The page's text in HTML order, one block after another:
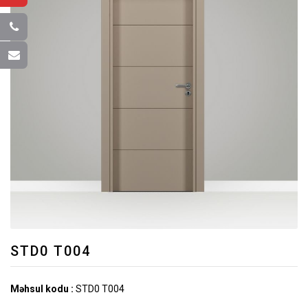
STD0 T004
Məhsul kodu : STD0 T004